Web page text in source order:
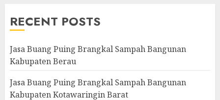
RECENT POSTS
Jasa Buang Puing Brangkal Sampah Bangunan
Kabupaten Berau
Jasa Buang Puing Brangkal Sampah Bangunan
Kabupaten Kotawaringin Barat